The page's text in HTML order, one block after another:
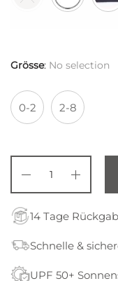
Grösse: No selection
0-2 2-8
14 Tage
Schnelle &
UPF 50+